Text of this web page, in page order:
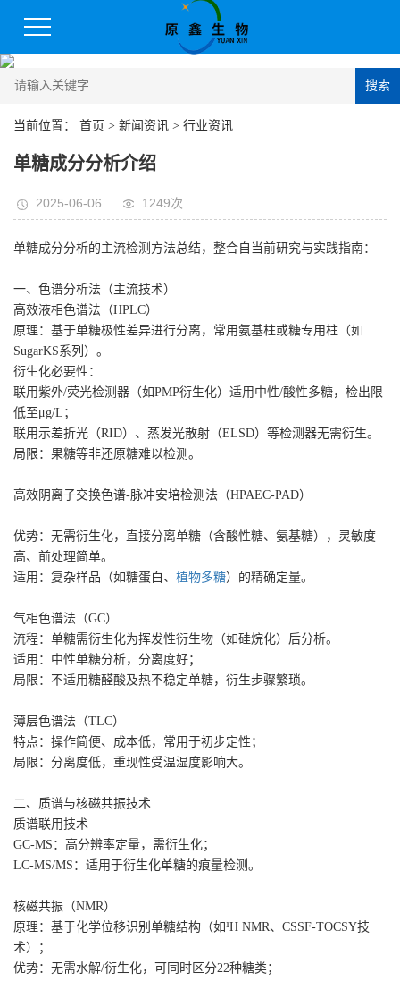
搜索
当前位置： 首页 > 新闻资讯 > 行业资讯
​单糖成分分析介绍
2025-06-06 1249次
单糖成分分析的主流检测方法总结，整合自当前研究与实践指南：
一、色谱分析法（主流技术）
高效液相色谱法（HPLC）‌
原理‌：基于单糖极性差异进行分离，常用氨基柱或糖专用柱（如
SugarKS系列）。
衍生化必要性‌：
联用紫外/荧光检测器（如PMP衍生化）适用中性/酸性多糖，检出限
低至μg/L；
联用示差折光（RID）、蒸发光散射（ELSD）等检测器无需衍生。
局限‌：果糖等非还原糖难以检测。
高效阴离子交换色谱-脉冲安培检测法（HPAEC-PAD）‌
优势‌：无需衍生化，直接分离单糖（含酸性糖、氨基糖），灵敏度
高、前处理简单。
适用‌：复杂样品（如糖蛋白、 植物多糖）的精确定量。
气相色谱法（GC）‌
流程‌：单糖需衍生化为挥发性衍生物（如硅烷化）后分析。
适用‌：中性单糖分析，分离度好；
局限‌：不适用糖醛酸及热不稳定单糖，衍生步骤繁琐。
薄层色谱法（TLC）‌
特点‌：操作简便、成本低，常用于初步定性；
局限‌：分离度低，重现性受温湿度影响大。
二、质谱与核磁共振技术
质谱联用技术‌
GC-MS‌：高分辨率定量，需衍生化；
LC-MS/MS‌：适用于衍生化单糖的痕量检测。
核磁共振（NMR）‌
原理‌：基于化学位移识别单糖结构（如¹H NMR、CSSF-TOCSY技
术）；
优势‌：无需水解/衍生化，可同时区分22种糖类；